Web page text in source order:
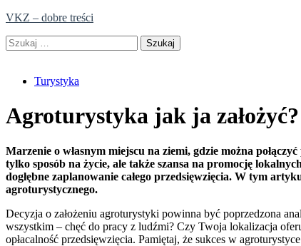
Skip
content
VKZ – dobre treści
Szukaj:
Turystyka
Agroturystyka jak ja założyć?
Marzenie o własnym miejscu na ziemi, gdzie można
tylko sposób na życie, ale także szansa na promocję
dogłębne zaplanowanie całego przedsięwzięcia. W tym
agroturystycznego.
Decyzja o założeniu agroturystyki powinna być poprzedzona
wszystkim – chęć do pracy z ludźmi? Czy Twoja lokalizacja
opłacalność przedsięwzięcia. Pamiętaj, że sukces w